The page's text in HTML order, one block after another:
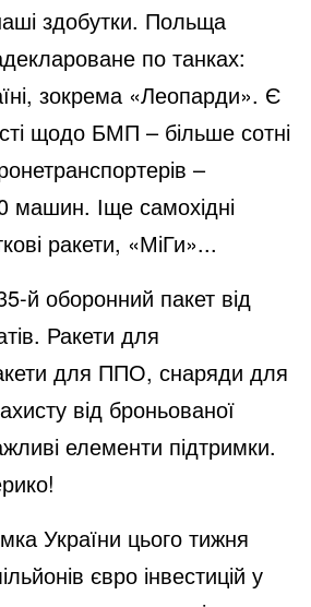
d
e
o
здобутки. Польща
по танках:
зокрема «Леопарди». Є
щодо БМП – більше сотні
–
машин. Іще самохідні
ракети, «МіГи»...
й оборонний пакет від
Ракети для
для ППО, снаряди для
від броньованої
елементи підтримки.
України цього тижня
євро інвестицій у